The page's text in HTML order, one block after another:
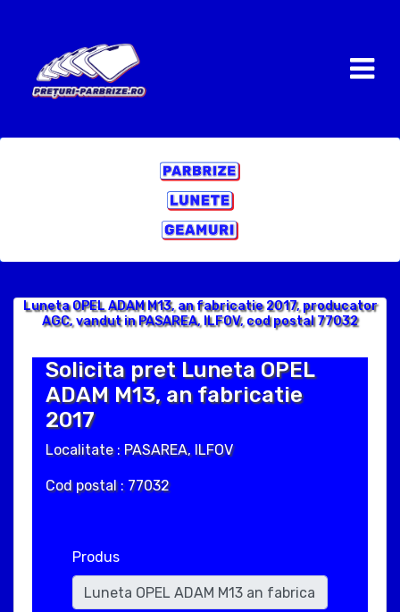
Luneta OPEL ADAM M13, an fabricatie 2017, producator
AGC, vandut in PASAREA, ILFOV, cod postal 77032
Solicita pret Luneta OPEL
ADAM M13, an fabricatie
2017
Localitate : PASAREA, ILFOV
Cod postal : 77032
Produs